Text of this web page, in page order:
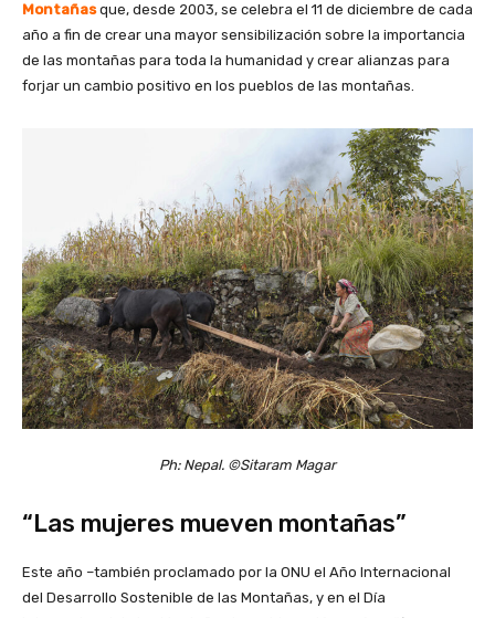
Montañas que, desde 2003, se celebra el 11 de diciembre de cada
año a fin de crear una mayor sensibilización sobre la importancia
de las montañas para toda la humanidad y crear alianzas para
forjar un cambio positivo en los pueblos de las montañas.
Ph: Nepal. ©Sitaram Magar
“Las mujeres mueven montañas”
Este año –también proclamado por la ONU el Año Internacional
del Desarrollo Sostenible de las Montañas, y en el Día